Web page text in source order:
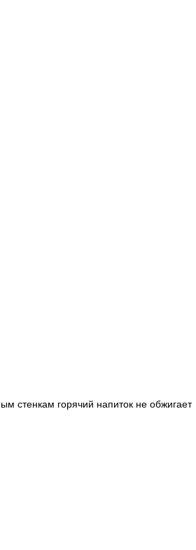
стенкам горячий напиток не обжигает